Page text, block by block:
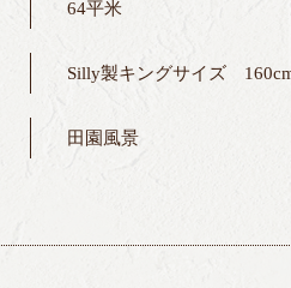
64平米
Silly製キングサイズ
田園風景